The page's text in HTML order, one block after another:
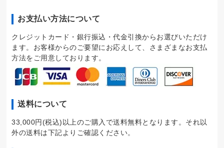
お支払い方法について
クレジットカード・銀行振込・代金引換からお選びいただけ
ます。お客様からのご要望にお応えして、さまざまなお支払
方法をご用意しております。
送料について
33,000円(税込)以上のご購入で送料無料となります。それ以
外の送料は下記よりご確認ください。